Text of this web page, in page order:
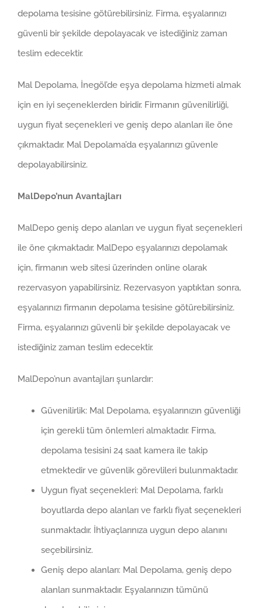
depolama tesisine götürebilirsiniz. Firma, eşyalarınızı
güvenli bir şekilde depolayacak ve istediğiniz zaman
teslim edecektir.
Mal Depolama, İnegöl’de eşya depolama hizmeti almak
için en iyi seçeneklerden biridir. Firmanın güvenilirliği,
uygun fiyat seçenekleri ve geniş depo alanları ile öne
çıkmaktadır. Mal Depolama’da eşyalarınızı güvenle
depolayabilirsiniz.
MalDepo’nun Avantajları
MalDepo geniş depo alanları ve uygun fiyat seçenekleri
ile öne çıkmaktadır. MalDepo eşyalarınızı depolamak
için, firmanın web sitesi üzerinden online olarak
rezervasyon yapabilirsiniz. Rezervasyon yaptıktan sonra,
eşyalarınızı firmanın depolama tesisine götürebilirsiniz.
Firma, eşyalarınızı güvenli bir şekilde depolayacak ve
istediğiniz zaman teslim edecektir.
MalDepo’nun avantajları şunlardır:
Güvenilirlik: Mal Depolama, eşyalarınızın güvenliği
için gerekli tüm önlemleri almaktadır. Firma,
depolama tesisini 24 saat kamera ile takip
etmektedir ve güvenlik görevlileri bulunmaktadır.
Uygun fiyat seçenekleri: Mal Depolama, farklı
boyutlarda depo alanları ve farklı fiyat seçenekleri
sunmaktadır. İhtiyaçlarınıza uygun depo alanını
seçebilirsiniz.
Geniş depo alanları: Mal Depolama, geniş depo
alanları sunmaktadır. Eşyalarınızın tümünü